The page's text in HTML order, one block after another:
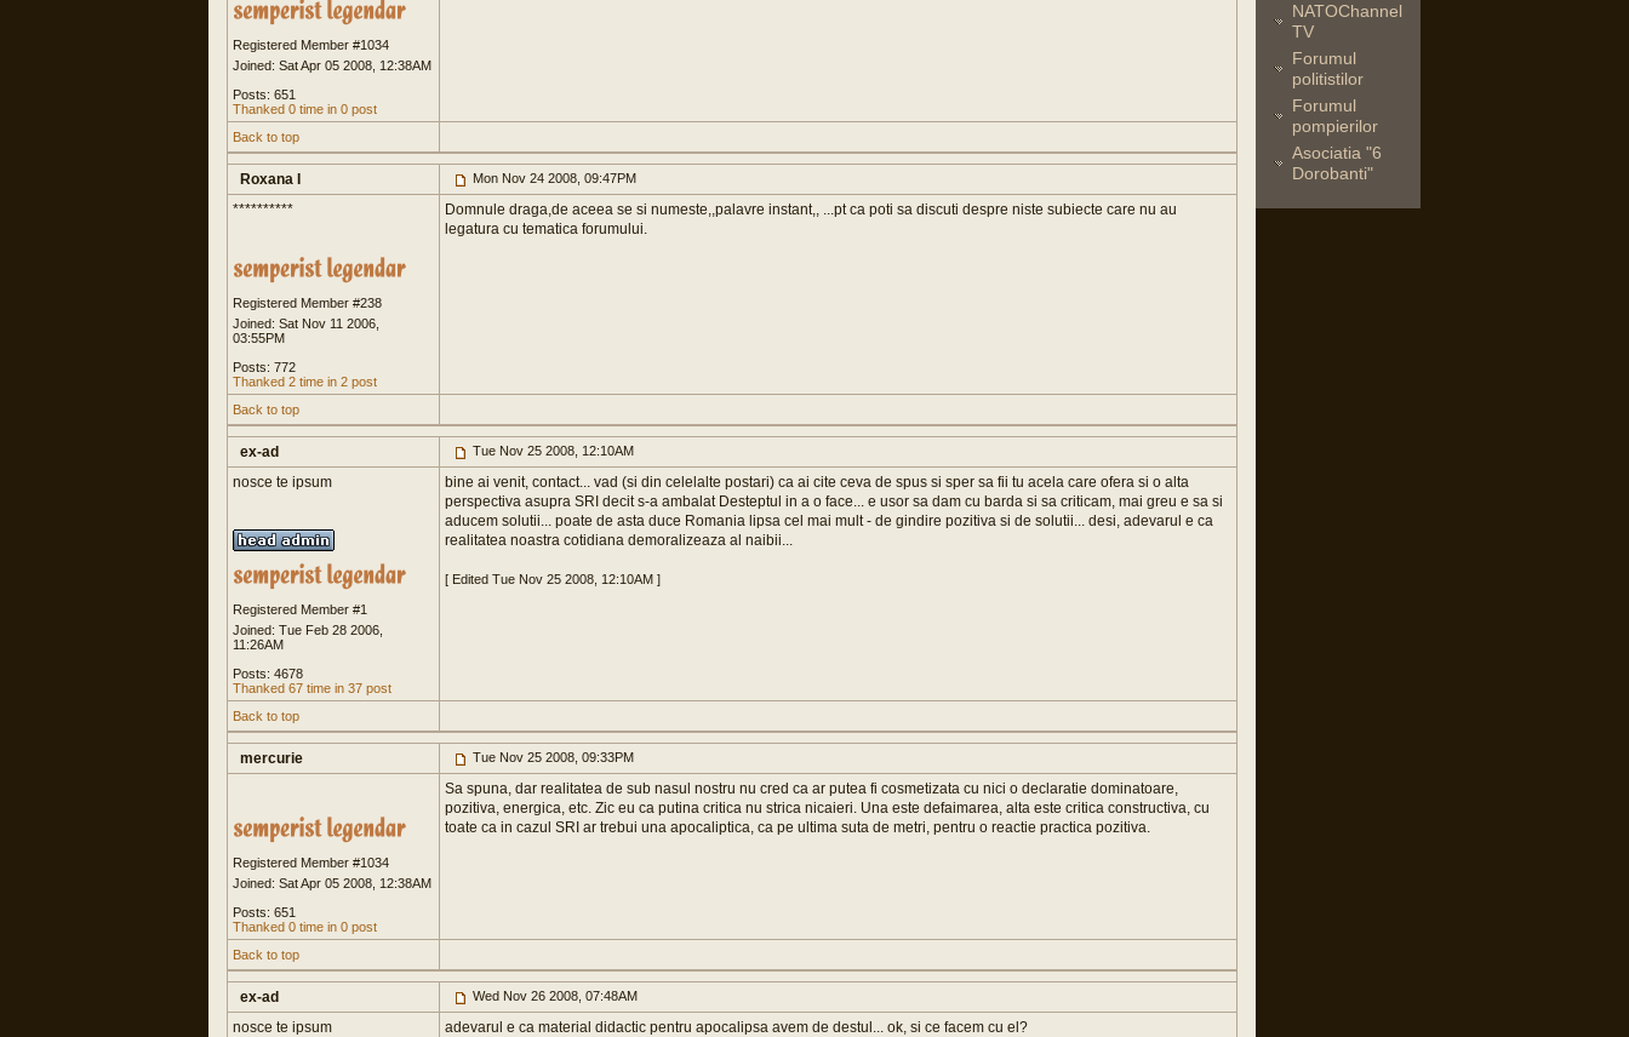
Registered Member #1034
Joined: Sat Apr 05 2008, 12:38AM
Posts: 651
Thanked 0 time in 0 post
Back to top
Roxana I Mon Nov 24 2008, 09:47PM
**********
Registered Member #238
Joined: Sat Nov 11 2006,
03:55PM
Posts: 772
Thanked 2 time in 2 post
Domnule draga,de aceea se si numeste,,palavre instant,, ...pt ca poti sa discuti despre niste subiecte care nu au
legatura cu tematica forumului.
Back to top
ex-ad Tue Nov 25 2008, 12:10AM
nosce te ipsum
Registered Member #1
Joined: Tue Feb 28 2006,
11:26AM
Posts: 4678
Thanked 67 time in 37 post
bine ai venit, contact... vad (si din celelalte postari) ca ai cite ceva de spus si sper sa fii tu acela care ofera si o alta
perspectiva asupra SRI decit s-a ambalat Desteptul in a o face... e usor sa dam cu barda si sa criticam, mai greu e sa si
aducem solutii... poate de asta duce Romania lipsa cel mai mult - de gindire pozitiva si de solutii... desi, adevarul e ca
realitatea noastra cotidiana demoralizeaza al naibii...
[ Edited Tue Nov 25 2008, 12:10AM ]
Back to top
mercurie Tue Nov 25 2008, 09:33PM
Registered Member #1034
Joined: Sat Apr 05 2008, 12:38AM
Posts: 651
Thanked 0 time in 0 post
Sa spuna, dar realitatea de sub nasul nostru nu cred ca ar putea fi cosmetizata cu nici o declaratie dominatoare,
pozitiva, energica, etc. Zic eu ca putina critica nu strica nicaieri. Una este defaimarea, alta este critica constructiva, cu
toate ca in cazul SRI ar trebui una apocaliptica, ca pe ultima suta de metri, pentru o reactie practica pozitiva.
Back to top
ex-ad Wed Nov 26 2008, 07:48AM
nosce te ipsum adevarul e ca material didactic pentru apocalipsa avem de destul... ok, si ce facem cu el?
NATOChannel
TV
Forumul
politistilor
Forumul
pompierilor
Asociatia "6
Dorobanti"